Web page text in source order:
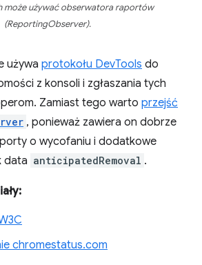
może używać obserwatora raportów
(ReportingObserver).
używa protokołu DevTools do
z konsoli i zgłaszania tych
Zamiast tego warto przejść
, ponieważ zawiera on dobrze
o wycofaniu i dodatkowe
data anticipatedRemoval .
chromestatus.com